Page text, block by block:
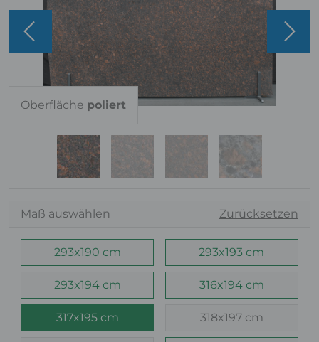
Oberfläche poliert
Maß auswählen Zurücksetzen
293x190 cm 293x193 cm
293x194 cm 316x194 cm
317x195 cm 318x197 cm